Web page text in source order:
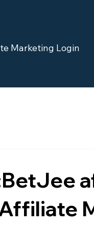
Marketing Login